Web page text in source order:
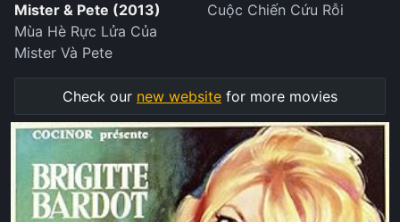
Mister & Pete (2013)
Mùa Hè Rực Lửa Của
Mister Và Pete
Cuộc Chiến Cứu Rỗi
Check our new website for more movies